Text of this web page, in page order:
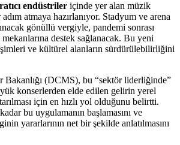
endüstriler içinde yer alan müzik
atmaya hazırlanıyor. Stadyum ve arena
gönüllü vergiyle, pandemi sonrası
destek sağlanacak. Bu yeni
ve kültürel alanların sürdürülebilirliğini
(DCMS), bu “sektör liderliğinde”
konserlerden elde edilen gelirin yerel
için en hızlı yol olduğunu belirtti.
bu uygulamanın başlamasını ve
yararlarının net bir şekilde anlatılmasını